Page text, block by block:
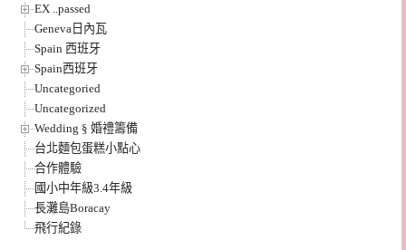
EX ..passed
Geneva日內瓦
Spain 西班牙
Spain西班牙
Uncategoried
Uncategorized
Wedding § 婚禮籌備
台北麵包蛋糕小點心
合作體驗
國小中年級3.4年級
長灘島Boracay
飛行紀錄